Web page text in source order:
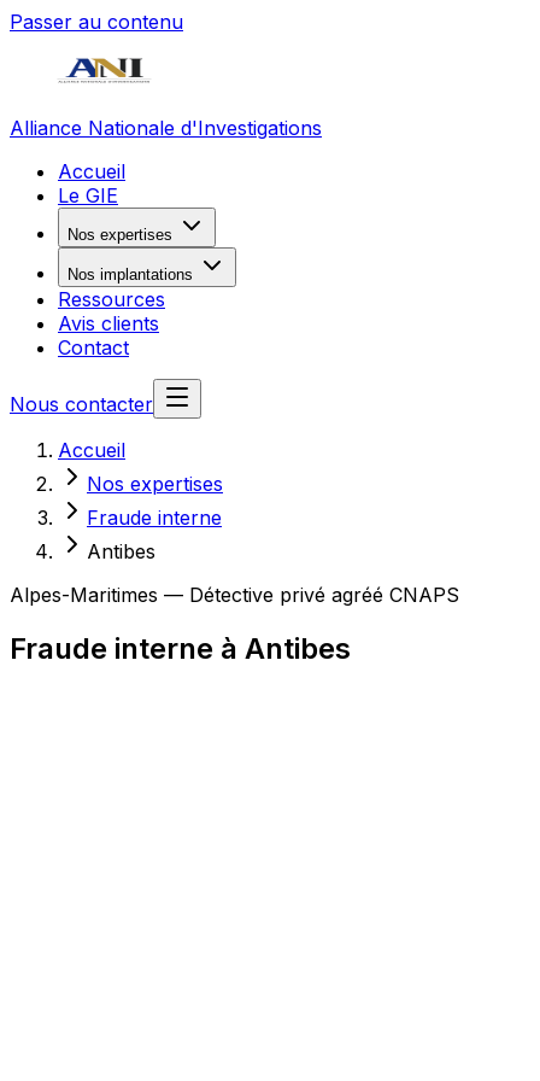
Passer au contenu
Alliance Nationale d'Investigations
Accueil
Le GIE
Nos expertises
Nos implantations
Ressources
Avis clients
Contact
Nous contacter
Accueil
Nos expertises
Fraude interne
Antibes
Alpes-Maritimes — Détective privé agréé CNAPS
Fraude interne à Antibes